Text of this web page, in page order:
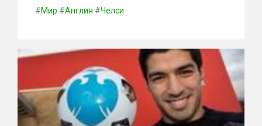
#Мир #Англия #Челси